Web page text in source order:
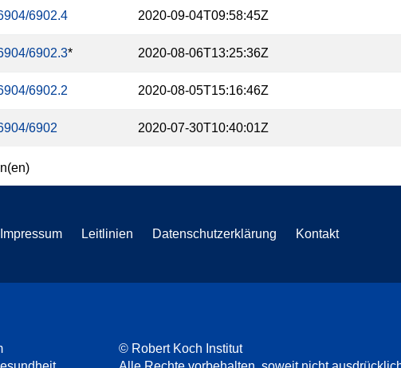
6902.4 2020-09-04T09:58:45Z
6902.3* 2020-08-06T13:25:36Z
6902.2 2020-08-05T15:16:46Z
6902 2020-07-30T10:40:01Z
Impressum Leitlinien Datenschutzerklärung Kontakt
© Robert Koch Institut